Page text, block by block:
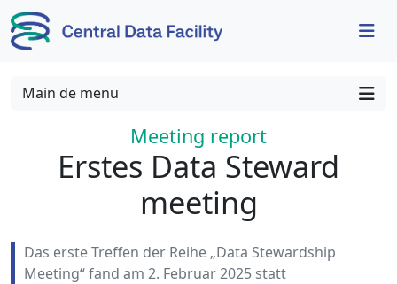
Skip to content
Skip to footer
Main de menu
Meeting report
:
Erstes Data Steward
meeting
Das erste Treffen der Reihe „Data Stewardship
Meeting“ fand am 2. Februar 2025 statt